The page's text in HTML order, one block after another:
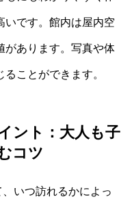
いです。館内は屋内空
があります。写真や体
ことができます。
ント：大人も子
コツ
いつ訪れるかによっ